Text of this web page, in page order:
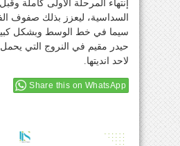
إنتهاء المرحلة الأولى كاملة
السداسية، ليعزز بذلك صفوف
سيما في خط الوسط وبشكل كبير
حيدر مقيم في النروج التي
لاحد انديتها.
Share this on WhatsApp